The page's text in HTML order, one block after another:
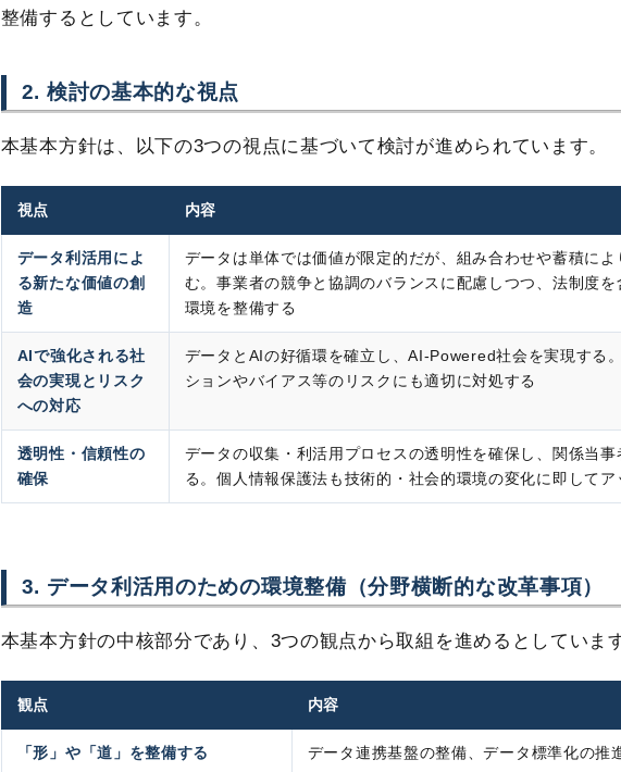
整備するとしています。
2. 検討の基本的な視点
本基本方針は、以下の3つの視点に基づいて検討が進められています。
視点 内容
データ利活用によ
る新たな価値の創
造
データは単体では価値が限定的だが、組み合わせや蓄積によ
む。事業者の競争と協調のバランスに配慮しつつ、法制度を
環境を整備する
AIで強化される社
会の実現とリスク
への対応
データとAIの好循環を確立し、AI-Powered社会を実現する
ションやバイアス等のリスクにも適切に対処する
透明性・信頼性の
確保
データの収集・利活用プロセスの透明性を確保し、関係当事
る。個人情報保護法も技術的・社会的環境の変化に即してア
3. データ利活用のための環境整備（分野横断的な改革事項）
本基本方針の中核部分であり、3つの観点から取組を進めるとしています
観点 内容
「形」や「道」を整備する データ連携基盤の整備、データ標準化の推